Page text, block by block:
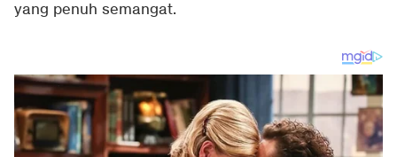
yang penuh semangat.